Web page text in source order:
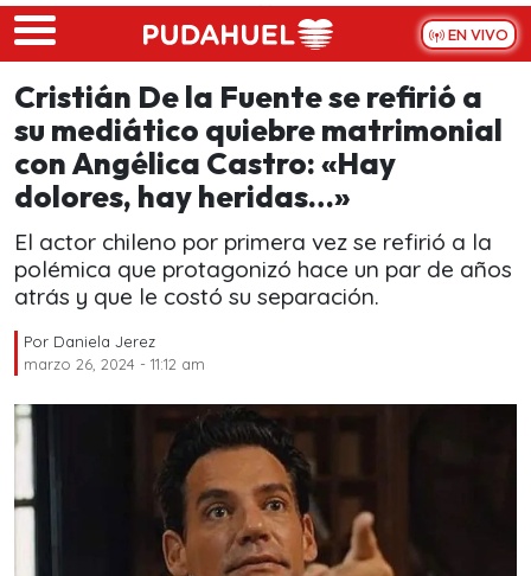
Skip to main content
EN VIVO
Cristián De la Fuente se refirió a
su mediático quiebre matrimonial
con Angélica Castro: «Hay
dolores, hay heridas…»
El actor chileno por primera vez se refirió a la
polémica que protagonizó hace un par de años
atrás y que le costó su separación.
Por Daniela Jerez
marzo 26, 2024 - 11:12 am